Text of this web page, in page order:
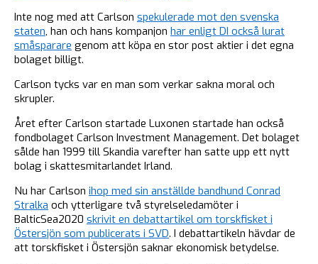
Inte nog med att Carlson spekulerade mot den svenska
staten, han och hans kompanjon har enligt DI också lurat
småsparare genom att köpa en stor post aktier i det egna
bolaget billigt.
Carlson tycks var en man som verkar sakna moral och
skrupler.
Året efter Carlson startade Luxonen startade han också
fondbolaget Carlson Investment Management. Det bolaget
sålde han 1999 till Skandia varefter han satte upp ett nytt
bolag i skattesmitarlandet Irland.
Nu har Carlson ihop med sin anställde bandhund Conrad
Stralka och ytterligare två styrelseledamöter i
BalticSea2020 skrivit en debattartikel om torskfisket i
Östersjön som publicerats i SVD. I debattartikeln hävdar de
att torskfisket i Östersjön saknar ekonomisk betydelse.